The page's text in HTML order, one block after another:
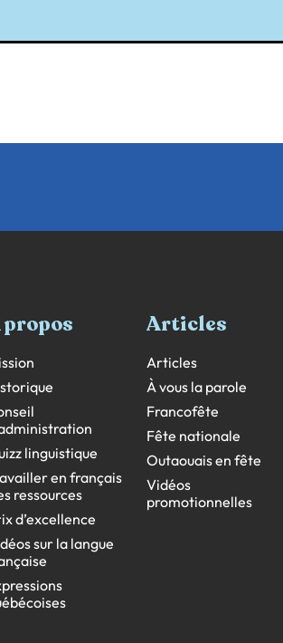
propos
linguistique
en français
ressources
d’excellence
sur la langue
Articles
Articles
À vous la parole
Francofête
Fête nationale
Outaouais en fête
Vidéos
promotionnelles